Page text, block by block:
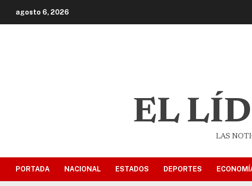
agosto 6, 2026
EL
LAS
PORTADA NACIONAL ESTADOS DEPORTES